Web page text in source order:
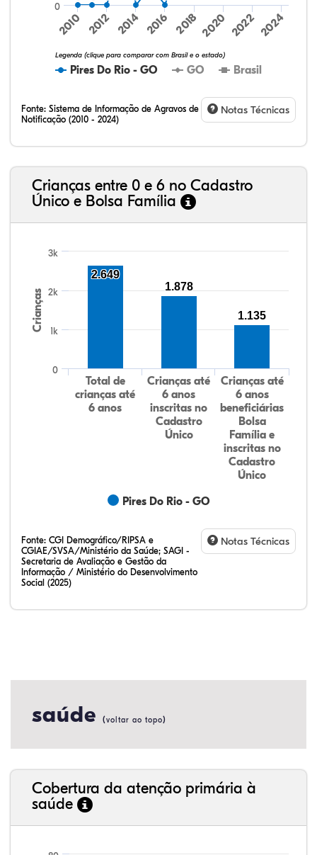
Pires Do Rio - GO GO Brasil
Legenda (clique para comparar com Brasil e o estado)
2010 2012 2014 2016 2018 2020 2022 2024
0
Fonte: Sistema de Informação de Agravos de
Notificação (2010 - 2024)
Notas Técnicas
Crianças entre 0 e 6 no Cadastro
Único e Bolsa Família
Crianças
Pires Do Rio - GO
Total de
crianças até
6 anos
Crianças até
6 anos
inscritas no
Cadastro
Único
Crianças até
6 anos
beneficiárias
Bolsa
Família e
inscritas no
Cadastro
Único
0
1k
2k
3k
2.649
1.878
1.135
Fonte: CGI Demográfico/RIPSA e
CGIAE/SVSA/Ministério da Saúde; SAGI -
Secretaria de Avaliação e Gestão da
Informação / Ministério do Desenvolvimento
Social (2025)
Notas Técnicas
saúde (voltar ao topo)
Cobertura da atenção primária à
saúde
24,61%
7,79%
0,99%
65,97%
0,10%
0,54%
32,57%
9,24%
0,46%
54,88%
1,27%
1,56%